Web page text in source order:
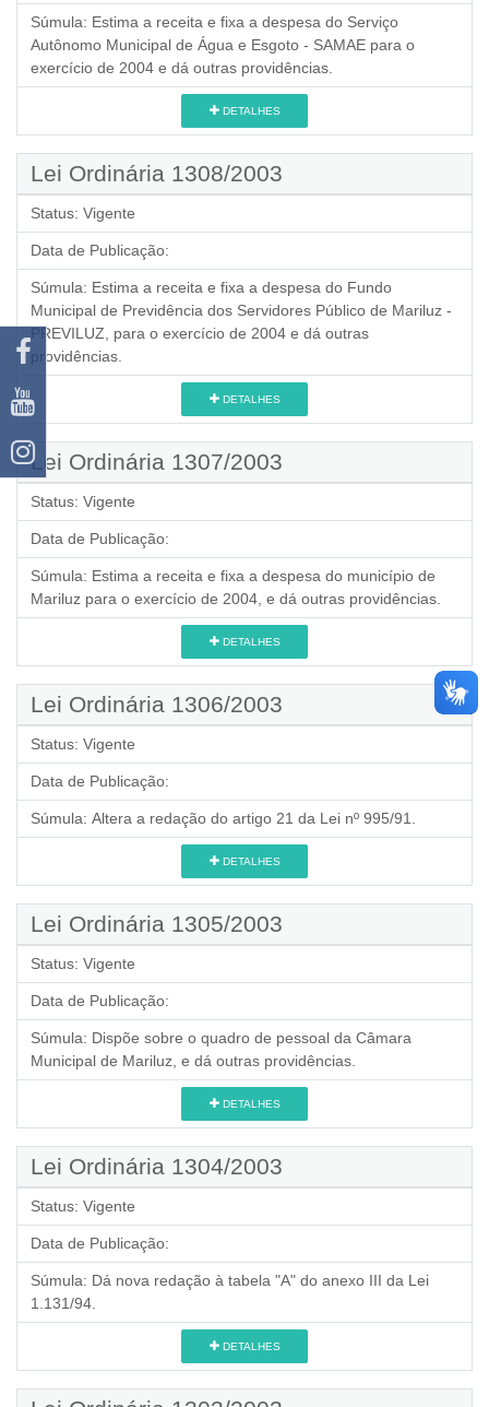
Súmula: Estima a receita e fixa a despesa do Serviço
Autônomo Municipal de Água e Esgoto - SAMAE para o
exercício de 2004 e dá outras providências.
DETALHES
Lei Ordinária 1308/2003
Status: Vigente
Data de Publicação:
Súmula: Estima a receita e fixa a despesa do Fundo
Municipal de Previdência dos Servidores Público de Mariluz -
PREVILUZ, para o exercício de 2004 e dá outras
providências.
DETALHES
Lei Ordinária 1307/2003
Status: Vigente
Data de Publicação:
Súmula: Estima a receita e fixa a despesa do município de
Mariluz para o exercício de 2004, e dá outras providências.
DETALHES
Lei Ordinária 1306/2003
Status: Vigente
Data de Publicação:
Súmula: Altera a redação do artigo 21 da Lei nº 995/91.
DETALHES
Lei Ordinária 1305/2003
Status: Vigente
Data de Publicação:
Súmula: Dispõe sobre o quadro de pessoal da Câmara
Municipal de Mariluz, e dá outras providências.
DETALHES
Lei Ordinária 1304/2003
Status: Vigente
Data de Publicação:
Súmula: Dá nova redação à tabela "A" do anexo III da Lei
1.131/94.
DETALHES